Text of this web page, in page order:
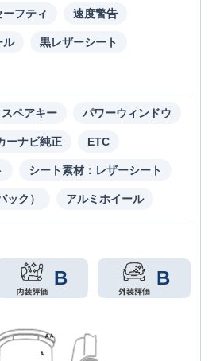
フティ 速度警告
ル 黒レザーシート
スペアキー パワーウィンドウ
ーナビ純正 ETC
シート素材：レザーシート
ック） アルミホイール
B B